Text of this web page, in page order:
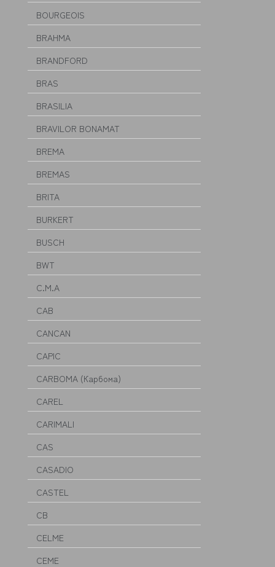
BOURGEOIS
BRAHMA
BRANDFORD
BRAS
BRASILIA
BRAVILOR BONAMAT
BREMA
BREMAS
BRITA
BURKERT
BUSCH
BWT
C.M.A
CAB
CANCAN
CAPIC
CARBOMA (Карбома)
CAREL
CARIMALI
CAS
CASADIO
CASTEL
CB
CELME
CEME